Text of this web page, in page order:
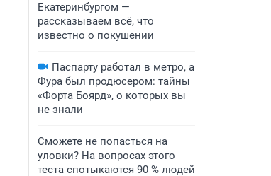
Екатеринбургом —
рассказываем всё, что
известно о покушении
Паспарту работал в метро, а
Фура был продюсером: тайны
«Форта Боярд», о которых вы
не знали
Сможете не попасться на
уловки? На вопросах этого
теста спотыкаются 90 % людей